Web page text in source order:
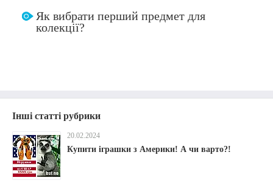
Як вибрати перший предмет для
колекції?
Інші статті рубрики
20.02.2024
Купити іграшки з Америки! А чи варто?!